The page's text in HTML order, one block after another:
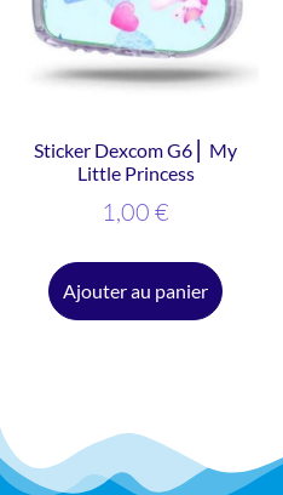
Sticker Dexcom G6 ⎜ My
Little Princess
1,00 €
Ajouter au panier